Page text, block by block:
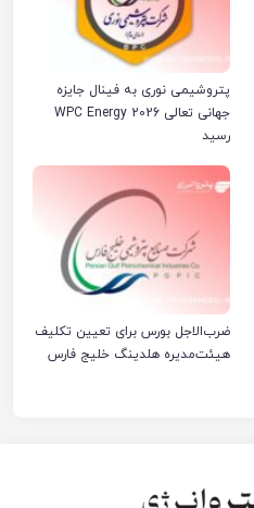
پتروشیمی نوری به فینال جایزه
جهانی تعالی WPC Energy 2026
رسید
ضرب‌الاجل بورس برای تعیین تکلیف
هیئت‌مدیره هلدینگ خلیج فارس